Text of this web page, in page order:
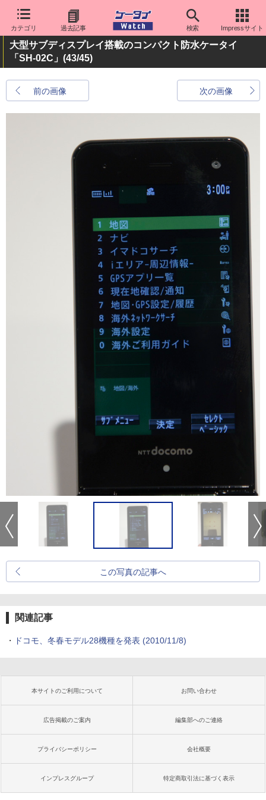
カテゴリ 過去記事 検索 Impressサイト
大型サブディスプレイ搭載のコンパクト防水ケータイ
「SH-02C」 (43/45)
前の画像 次の画像
この写真の記事へ
関連記事
・ ドコモ、冬春モデル28機種を発表 (2010/11/8)
本サイトのご利用について お問い合わせ
広告掲載のご案内 編集部へのご連絡
プライバシーポリシー 会社概要
インプレスグループ 特定商取引法に基づく表示